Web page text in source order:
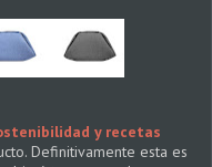
y recetas
Definitivamente esta es